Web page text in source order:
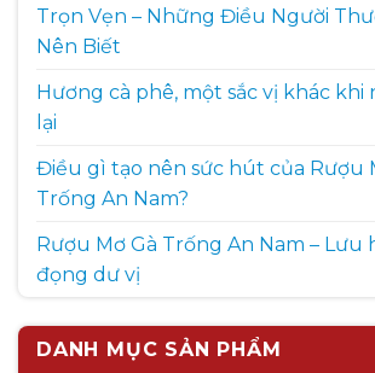
Trọn Vẹn – Những Điều Người
Nên Biết
Hương cà phê, một sắc vị khác khi
lại
Điều gì tạo nên sức hút của Rượu
Trống An Nam?
Rượu Mơ Gà Trống An Nam – Lưu
đọng dư vị
DANH MỤC SẢN PHẨM